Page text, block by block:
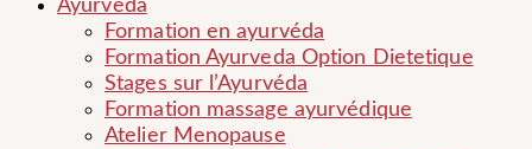
Ayurveda
Formation en ayurvéda
Formation Ayurveda Option Dietetique
Stages sur l’Ayurvéda
Formation massage ayurvédique
Atelier Menopause